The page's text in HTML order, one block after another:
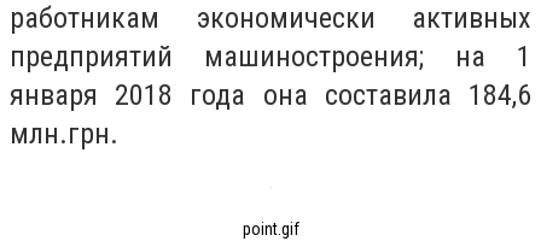
работникам экономически активных
предприятий машиностроения; на 1
января 2018 года она составила 184,6
млн.грн.
point.gif